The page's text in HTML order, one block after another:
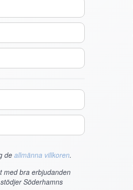
de allmänna villkoren.
med bra erbjudanden
Söderhamns